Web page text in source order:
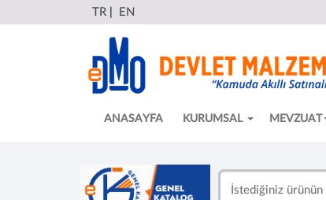
TR EN
ANASAYFA KURUMSAL MEVZUAT